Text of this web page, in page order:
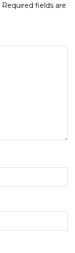
Required fields are